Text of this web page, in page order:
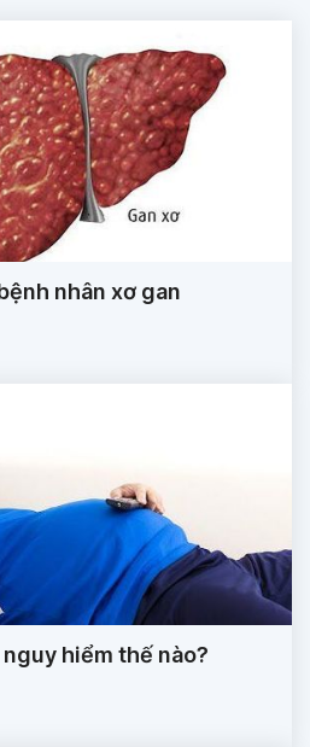
nhân xơ gan
hiểm thế nào?